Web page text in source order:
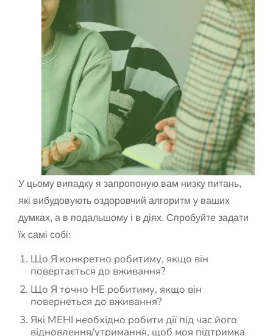
У цьому випадку я запропоную вам низку питань,
які вибудовують оздоровчий алгоритм у ваших
думках, а в подальшому і в діях. Спробуйте задати
їх самі собі:
Що Я конкретно робитиму, якщо він
повертається до вживання?
Що Я точно НЕ робитиму, якщо він
повернеться до вживання?
Які МЕНІ необхідно робити дії під час його
відновлення/утримання, щоб моя підтримка